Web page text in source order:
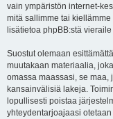
vain ympäristön internet-
mitä sallimme tai
lisätietoa phpBB:stä
Suostut olemaan
muutakaan materiaalia,
omassa maassasi, se
kansainvälisiä lakeja.
lopullisesti poistaa
yhteydentarjoajaasi